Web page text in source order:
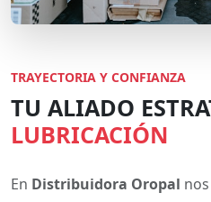
TRAYECTORIA Y CONFIANZA
TU ALIADO
LUBRICACIÓN
En Distribuidora Oropal